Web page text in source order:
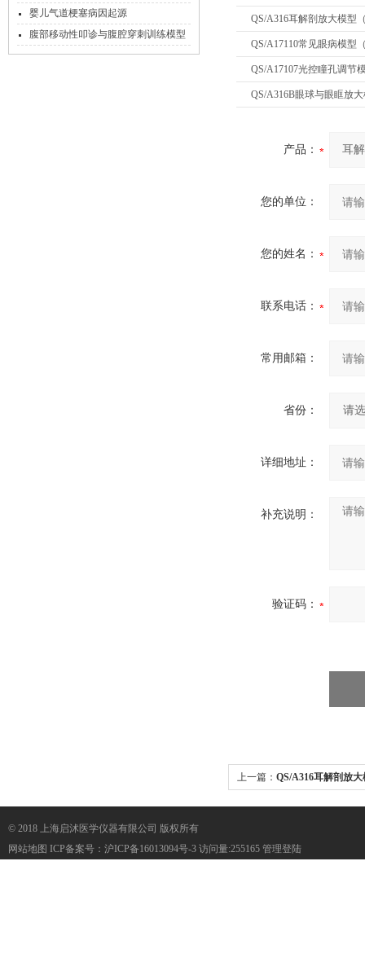
QS/A316耳解剖放大模型
QS/A17110常见眼病模型
QS/A17107光控瞳孔调节
QS/A316B眼球与眼眶放
产品：
您的单位：
您的姓名：
联系电话：
常用邮箱：
省份：
详细地址：
补充说明：
验证码：
上一篇： QS/A316耳解剖放
婴儿气道梗塞病因起源
腹部移动性叩诊与腹腔穿刺训练模型
介绍
© 2018 上海启沭医学仪器有限公司 版权所有
网站地图 ICP备案号： 沪ICP备16013094号-3 访问量:255165 管理登陆